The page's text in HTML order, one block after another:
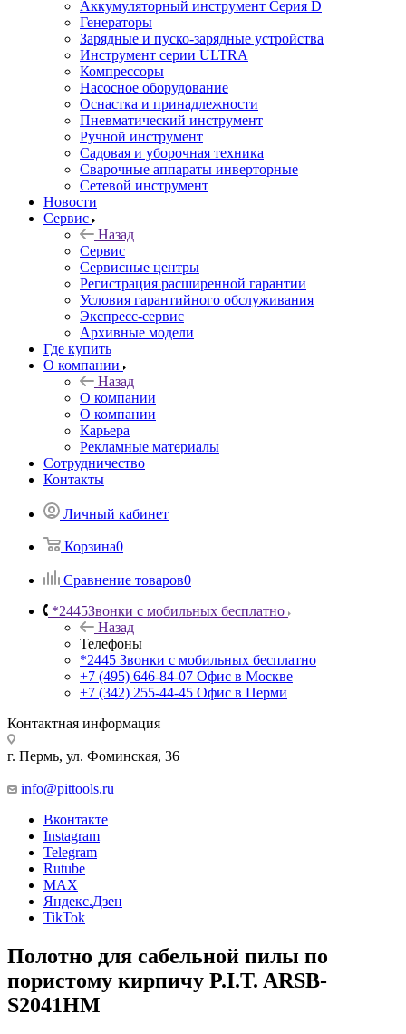
Аккумуляторный инструмент Серия D
Генераторы
Зарядные и пуско-зарядные устройства
Инструмент серии ULTRA
Компрессоры
Насосное оборудование
Оснастка и принадлежности
Пневматический инструмент
Ручной инструмент
Садовая и уборочная техника
Сварочные аппараты инверторные
Сетевой инструмент
Новости
Сервис
Назад
Сервис
Сервисные центры
Регистрация расширенной гарантии
Условия гарантийного обслуживания
Экспресс-сервис
Архивные модели
Где купить
О компании
Назад
О компании
О компании
Карьера
Рекламные материалы
Сотрудничество
Контакты
Личный кабинет
Корзина0
Сравнение товаров0
*2445Звонки с мобильных бесплатно
Назад
Телефоны
*2445 Звонки с мобильных бесплатно
+7 (495) 646-84-07 Офис в Москве
+7 (342) 255-44-45 Офис в Перми
Контактная информация
г. Пермь, ул. Фоминская, 36
info@pittools.ru
Вконтакте
Instagram
Telegram
Rutube
MAX
Яндекс.Дзен
TikTok
Полотно для сабельной пилы по
пористому кирпичу P.I.T. ARSB-
S2041HM